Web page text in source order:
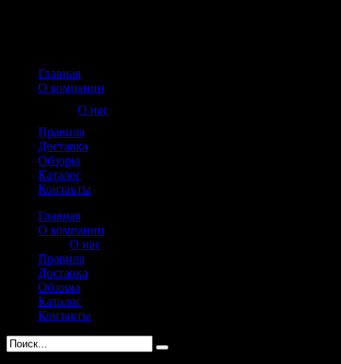
Главная
О компании
О нас
Правила
Доставка
Обзоры
Каталог
Контакты
Главная
О компании
О нас
Правила
Доставка
Обзоры
Каталог
Контакты